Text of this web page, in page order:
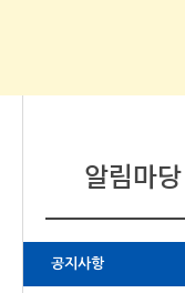
알림마당
공지사항